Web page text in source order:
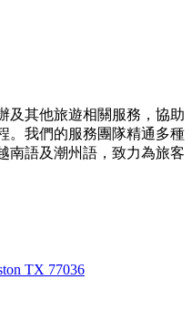
及其他旅遊相關服務，協助
。我們的服務團隊精通多種
南語及潮州語，致力為旅客
TX 77036